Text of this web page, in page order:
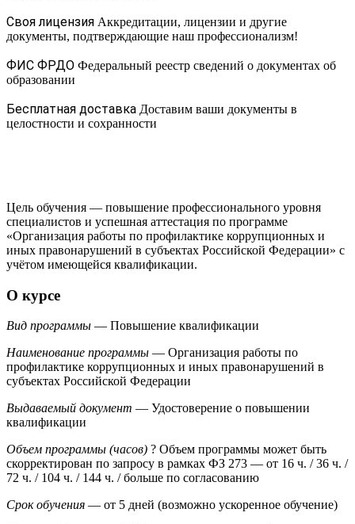
Своя лицензия Аккредитации, лицензии и другие
документы, подтверждающие наш профессионализм!
ФИС ФРДО Федеральный реестр сведений о документах об
образовании
Бесплатная доставка Доставим ваши документы в
целостности и сохранности
Цель обучения — повышение профессионального уровня
специалистов и успешная аттестация по программе
«Организация работы по профилактике коррупционных и
иных правонарушений в субъектах Российской Федерации» с
учётом имеющейся квалификации.
О курсе
Вид программы — Повышение квалификации
Наименование программы — Организация работы по
профилактике коррупционных и иных правонарушений в
субъектах Российской Федерации
Выдаваемый документ — Удостоверение о повышении
квалификации
Объем программы (часов) ? Объем программы может быть
скорректирован по запросу в рамках ФЗ 273 — от 16 ч. / 36 ч. /
72 ч. / 104 ч. / 144 ч. / больше по согласованию
Срок обучения — от 5 дней (возможно ускоренное обучение)